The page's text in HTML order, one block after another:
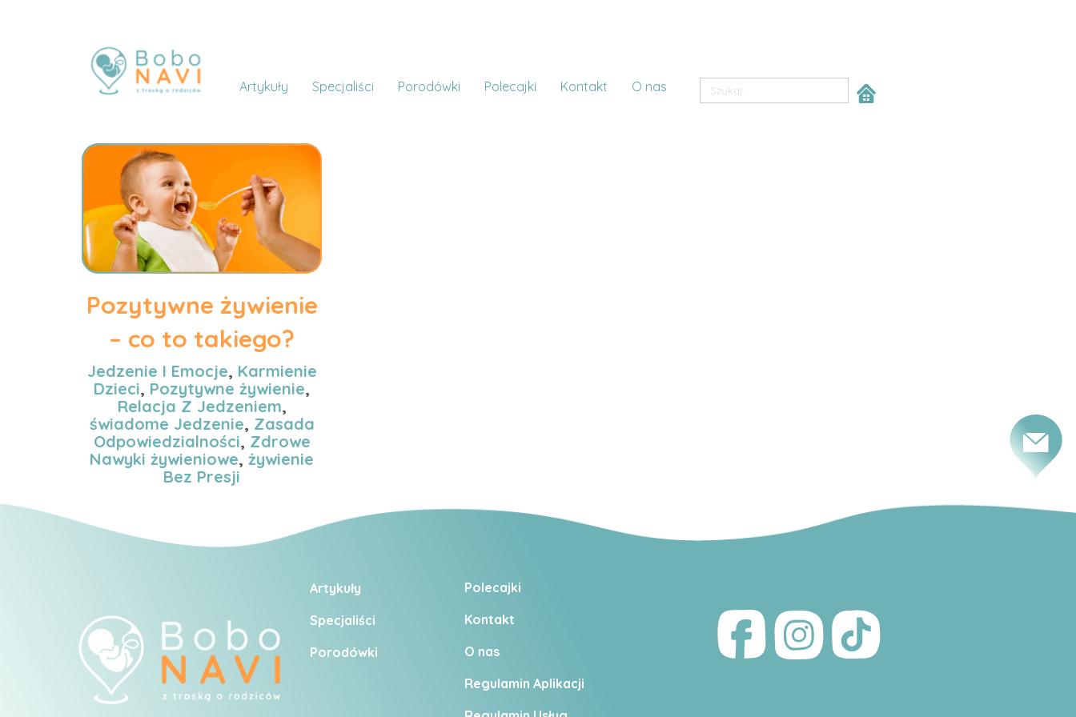
Artykuły Specjaliści Porodówki Polecajki Kontakt O nas
Pozytywne żywienie
– co to takiego?
Jedzenie I Emocje, Karmienie
Dzieci, Pozytywne żywienie,
Relacja Z Jedzeniem,
świadome Jedzenie, Zasada
Odpowiedzialności, Zdrowe
Nawyki żywieniowe, żywienie
Bez Presji
Artykuły
Specjaliści
Porodówki
Polecajki
Kontakt
O nas
Regulamin Aplikacji